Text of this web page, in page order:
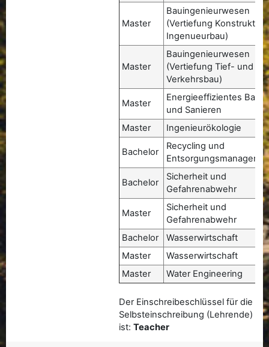
Master
Bauingenieurwesen
(Vertiefung
Ingenueurbau)
Master
Bauingenieurwesen
(Vertiefung Tief- und
Verkehrsbau)
Master
Energieeffizientes
und Sanieren
Master
Ingenieurökologie
Bachelor
Recycling und
Bachelor
Sicherheit und
Gefahrenabwehr
Master
Sicherheit und
Gefahrenabwehr
Bachelor
Wasserwirtschaft
Master
Wasserwirtschaft
Master
Water Engineering
Der Einschreibeschlüssel für die
Selbsteinschreibung (Lehrende)
ist:Teacher